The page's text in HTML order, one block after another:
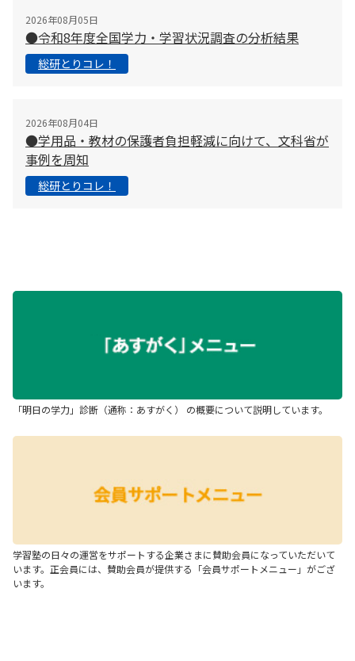
2026年08月05日
●令和8年度全国学力・学習状況調査の分析結果
総研とりコレ！
2026年08月04日
●学用品・教材の保護者負担軽減に向けて、文科省が
事例を周知
総研とりコレ！
「明日の学力」診断（通称：あすがく） の概要について説明しています。
学習塾の日々の運営をサポートする企業さまに賛助会員になっていただいて
います。正会員には、賛助会員が提供する「会員サポートメニュー」がござ
います。